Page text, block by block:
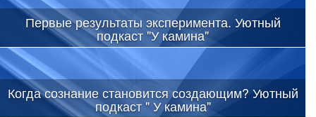
Первые результаты эксперимента. Уютный
подкаст "У камина"
Когда сознание становится создающим? Уютный
подкаст " У камина"